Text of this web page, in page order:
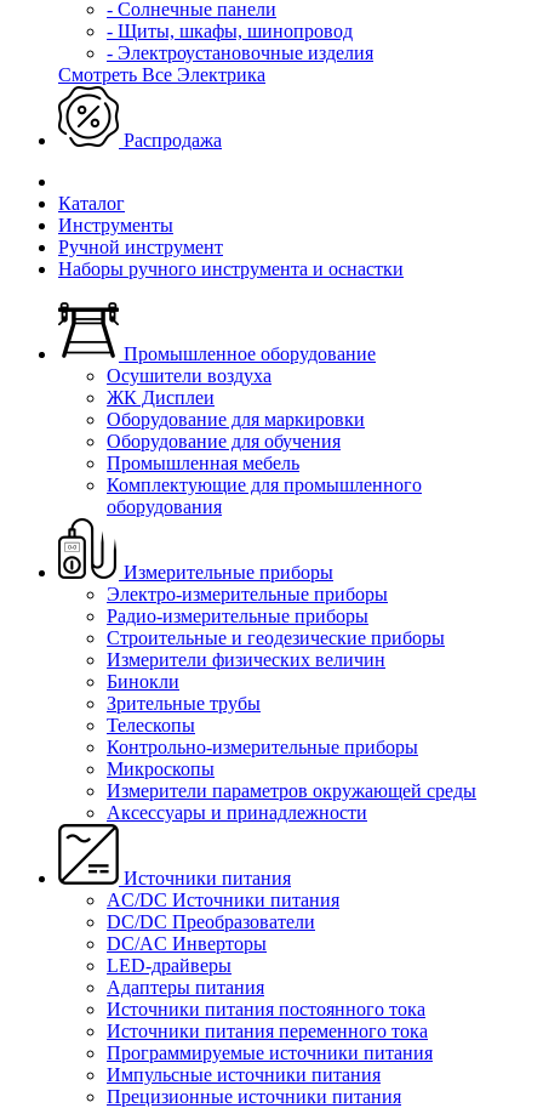
- Солнечные панели
- Щиты, шкафы, шинопровод
- Электроустановочные изделия
Смотреть Все Электрика
Распродажа
Каталог
Инструменты
Ручной инструмент
Наборы ручного инструмента и оснастки
Промышленное оборудование
Осушители воздуха
ЖК Дисплеи
Оборудование для маркировки
Оборудование для обучения
Промышленная мебель
Комплектующие для промышленного
оборудования
Измерительные приборы
Электро-измерительные приборы
Радио-измерительные приборы
Строительные и геодезические приборы
Измерители физических величин
Бинокли
Зрительные трубы
Телескопы
Контрольно-измерительные приборы
Микроскопы
Измерители параметров окружающей среды
Аксессуары и принадлежности
Источники питания
AC/DC Источники питания
DC/DC Преобразователи
DC/AC Инверторы
LED-драйверы
Адаптеры питания
Источники питания постоянного тока
Источники питания переменного тока
Программируемые источники питания
Импульсные источники питания
Прецизионные источники питания